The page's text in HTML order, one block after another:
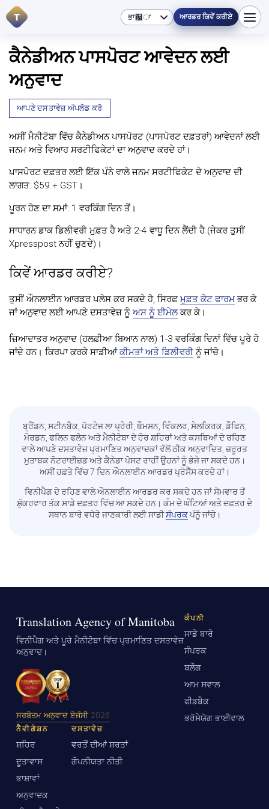
T ਆਰਡਰ ਕਿਵੇਂ ਕਰੀਏ
ਕੈਨੇਡੀਅਨ ਪਾਸਪੋਰਟ ਆਵੇਦਨ ਲਈ
ਅਨੁਵਾਦ
ਆਪਣੇ ਦਸਤਾਵੇਜ਼ ਅੱਪਲੋਡ ਕਰੋ
ਅਸੀਂ ਮੈਨੀਟੋਬਾ ਵਿੱਚ ਕੈਨੇਡੀਅਨ ਪਾਸਪੋਰਟ (ਪਾਸਪੋਰਟ ਦਫ਼ਤਰਾਂ) ਆਵੇਦਨਾਂ ਲਈ
ਜਨਮ ਅਤੇ ਵਿਆਹ ਸਰਟੀਫਿਕੇਟਾਂ ਦਾ ਅਨੁਵਾਦ ਕਰਦੇ ਹਾਂ।
ਪਾਸਪੋਰਟ ਦਫ਼ਤਰ ਲਈ ਇੱਕ ਪੰਨੇ ਵਾਲੇ ਜਨਮ ਸਰਟੀਫਿਕੇਟ ਦੇ ਅਨੁਵਾਦ ਦੀ
ਲਾਗਤ: $59 + GST।
ਪੂਰਨ ਹੋਣ ਦਾ ਸਮਾਂ: 1 ਵਰਕਿੰਗ ਦਿਨ ਤੋਂ।
ਸਾਧਾਰਨ ਡਾਕ ਡਿਲੀਵਰੀ ਮੁਫ਼ਤ ਹੈ ਅਤੇ 2-4 ਵਾਧੂ ਦਿਨ ਲੈਂਦੀ ਹੈ (ਜੇਕਰ ਤੁਸੀਂ
Xpresspost ਨਹੀਂ ਚੁਣਦੇ)।
ਕਿਵੇਂ ਆਰਡਰ ਕਰੀਏ?
ਤੁਸੀਂ ਔਨਲਾਈਨ ਆਰਡਰ ਪਲੇਸ ਕਰ ਸਕਦੇ ਹੋ, ਸਿਰਫ਼ ਮੁਫ਼ਤ ਕੋਟ ਫਾਰਮ ਭਰ ਕੇ
ਜਾਂ ਅਨੁਵਾਦ ਲਈ ਆਪਣੇ ਦਸਤਾਵੇਜ਼ ਨੂੰ ਅਸ ਨੂੰ ਈਮੇਲਕਰ ਕੇ।
ਜ਼ਿਆਦਾਤਰ ਅਨੁਵਾਦ (ਹਲਫ਼ੀਆ ਬਿਆਨ ਨਾਲ) 1-3 ਵਰਕਿੰਗ ਦਿਨਾਂ ਵਿੱਚ ਪੂਰੇ ਹੋ
ਜਾਂਦੇ ਹਨ। ਕਿਰਪਾ ਕਰਕੇ ਸਾਡੀਆਂਕੀਮਤਾਂ ਅਤੇ ਡਿਲੀਵਰੀਨੂੰ ਜਾਂਚੋ।
ਬ੍ਰੈਂਡਨ, ਸਟੀਨਬੈਕ, ਪੋਰਟੇਜ ਲਾ ਪ੍ਰੇਰੀ, ਥੌਮਸਨ, ਵਿੰਕਲਰ, ਸੇਲਕਿਰਕ, ਡੌਫਿਨ,
ਮੋਰਡਨ, ਫਲਿਨ ਫਲੋਨ ਅਤੇ ਮੈਨੀਟੋਬਾ ਦੇ ਹੋਰ ਸ਼ਹਿਰਾਂ ਅਤੇ ਕਸਬਿਆਂ ਦੇ ਰਹਿਣ
ਵਾਲੇ ਆਪਣੇ ਦਸਤਾਵੇਜ਼ ਪ੍ਰਮਾਣਿਤ ਅਨੁਵਾਦਕਾਂ ਵੱਲੋਂ ਠੀਕ ਅਨੁਵਾਦਿਤ, ਜ਼ਰੂਰਤ
ਮੁਤਾਬਕ ਨੋਟਰਾਈਜ਼ਡ ਅਤੇ ਕੈਨੇਡਾ ਪੋਸਟ ਰਾਹੀਂ ਉਹਨਾਂ ਨੂੰ ਭੇਜੇ ਜਾ ਸਕਦੇ ਹਨ।
ਅਸੀਂ ਹਫ਼ਤੇ ਵਿੱਚ 7 ਦਿਨ ਔਨਲਾਈਨ ਆਰਡਰ ਪ੍ਰੋਸੈੱਸ ਕਰਦੇ ਹਾਂ।
ਵਿਨੀਪੈਗ ਦੇ ਰਹਿਣ ਵਾਲੇ ਔਨਲਾਈਨ ਆਰਡਰ ਕਰ ਸਕਦੇ ਹਨ ਜਾਂ ਸੋਮਵਾਰ ਤੋਂ
ਸ਼ੁੱਕਰਵਾਰ ਤੱਕ ਸਾਡੇ ਦਫ਼ਤਰ ਵਿੱਚ ਆ ਸਕਦੇ ਹਨ। ਕੰਮ ਦੇ ਘੰਟਿਆਂ ਅਤੇ ਦਫ਼ਤਰ ਦੇ
ਸਥਾਨ ਬਾਰੇ ਵਧੇਰੇ ਜਾਣਕਾਰੀ ਲਈ ਸਾਡੀਸੰਪਰਕਪੰਨੂੰ ਜਾਂਚੋ।
Translation Agency of Manitoba
ਵਿਨੀਪੈਗ ਅਤੇ ਪੂਰੇ ਮੈਨੀਟੋਬਾ ਵਿੱਚ ਪ੍ਰਮਾਣਿਤ ਦਸਤਾਵੇਜ਼
ਅਨੁਵਾਦ।
ਸਰਬੋਤਮ ਅਨੁਵਾਦ ਏਜੰਸੀ 2026
ਕੰਪਨੀ
ਸਾਡੇ ਬਾਰੇ
ਸੰਪਰਕ
ਬਲੌਗ
ਆਮ ਸਵਾਲ
ਫੀਡਬੈਕ
ਭਰੋਸੇਯੋਗ ਭਾਈਵਾਲ
ਨੈਵੀਗੇਸ਼ਨ
ਸ਼ਹਿਰ
ਦੂਤਾਵਾਸ
ਭਾਸ਼ਾਵਾਂ
ਅਨੁਵਾਦਕ
ਦਸਤਾਵੇਜ਼
ਵਰਤੋਂ ਦੀਆਂ ਸ਼ਰਤਾਂ
ਗੋਪਨੀਯਤਾ ਨੀਤੀ